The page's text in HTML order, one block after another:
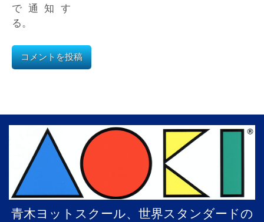
で通知す
る。
青木ヨットスクール、世界スタンダードの